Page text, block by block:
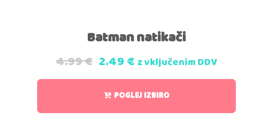
Batman natikači
4.99€ 2.49€ z vključenim DDV
POGLEJ IZBIRO